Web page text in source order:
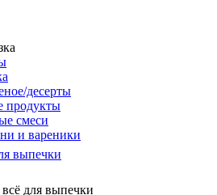
десерты
продукты
смеси
и вареники
выпечки
для выпечки